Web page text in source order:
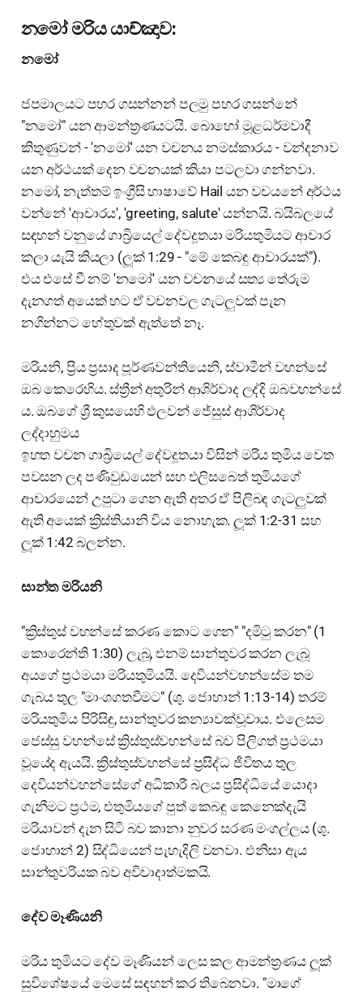
නමෝ මරිය යාච්ඤාව:
නමෝ
ජපමාලයට පහර ගසන්නන් පලමු පහර ගසන්නේ
"නමෝ" යන ආමන්ත්‍රණයටයි. බොහෝ මූළධර්මවාදී
කිතුණුවන් - 'නමෝ' යන වචනය නමස්කාරය - වන්දනාව
යන අර්ථයක් දෙන වචනයක් කියා පටලවා ගන්නවා.
නමෝ, නැත්තම් ඉංග්‍රීසි භාෂාවේ Hail යන වචයනේ අර්ථය
වන්නේ 'ආචාරය', 'greeting, salute' යන්නයි. බයිබලයේ
සඳහන් වනුයේ ගාබ්‍රියෙල් දේවදූතයා මරියතුමියට ආචාර
කලා යැයි කියලා (ලූක් 1:29 - "මේ කෙබඳු ආචාරයක්").
එය එසේ වී නම් 'නමෝ' යන වචනයේ සත්‍ය තේරුම
දැනගත් අයෙක් හට ඒ වචනවල ගැටලුවක් පැන
නගින්නට හේතුවක් ඇත්තේ නෑ.
මරියනි, ප්‍රිය ප්‍රසාද පූර්ණවන්තියෙනි, ස්වාමීන් වහන්සේ
ඔබ කෙරෙහිය. ස්ත්‍රීන් අතුරින් ආශිර්වාද ලද්දි ඔබවහන්සේ
ය. ඔබගේ ශ්‍රී කුසයෙහි ඵලවන් ජේසුස් ආශිර්වාද
ලද්දාහුමය
ඉහත වචන ගාබ්‍රියෙල් දේවදූතයා විසින් මරිය තුමිය වෙත
පවසන ලද පණිවුඩයෙන් සහ එලිසබෙත් තුමියගේ
ආචාරයෙන් උපුටා ගෙන ඇති අතර ඒ පිලිබඳ ගැටලුවක්
ඇති අයෙක් ක්‍රිස්තියානි විය නොහැක. ලූක් 1:2-31 සහ
ලූක් 1:42 බලන්න.
සාන්ත මරියනි
"ක්‍රිස්තුස් වහන්සේ කරණ කොට ගෙන" "දමිටු කරන" (1
කොරෙන්ති 1:30) ලැබූ, එනම් සාන්තුවර කරන ලැබූ
අයගේ ප්‍රථමයා මරියතුමියයි. දෙවියන්වහන්සේම තම
ගැබය තුල "මාංශගතවීමට" (ශු. ජොහාන් 1:13-14) තරම්
මරියතුමිය පිරිසිඳු, සාන්තුවර කන්‍යාවක්වූවාය. එලෙසම
ජෙස්සු වහන්සේ ක්‍රිස්තුස්වහන්සේ බව පිලිගත් ප්‍රථමයා
වූයේද ඇයයි. ක්‍රිස්තුස්වහන්සේ ප්‍රසිද්ධ ජීවිතය තුල
දෙවියන්වහන්සේගේ අධිකාරී බලය ප්‍රසිද්ධියේ යොදා
ගැනීමට ප්‍රථම, එතුමියගේ පුත් කෙබඳු කෙනෙක්දැයි
මරියාවන් දැන සිටි බව කානා නුවර සරණ මංගල්ලය (ශු.
ජොහාන් 2) සිද්ධියෙන් පැහැදිලි වනවා. එනිසා ඇය
සාන්තුවරියක බව අවිවාදාත්මකයි.
දේව මෑණියනි
මරිය තුමියට දේව මෑණියන් ලෙස කල ආමන්ත්‍රණය ලූක්
සුවිශේෂයේ මෙසේ සඳහන් කර තිබෙනවා. "මාගේ